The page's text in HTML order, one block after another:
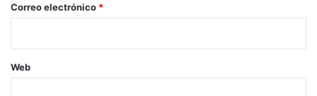
*
Correo electrónico *
Web